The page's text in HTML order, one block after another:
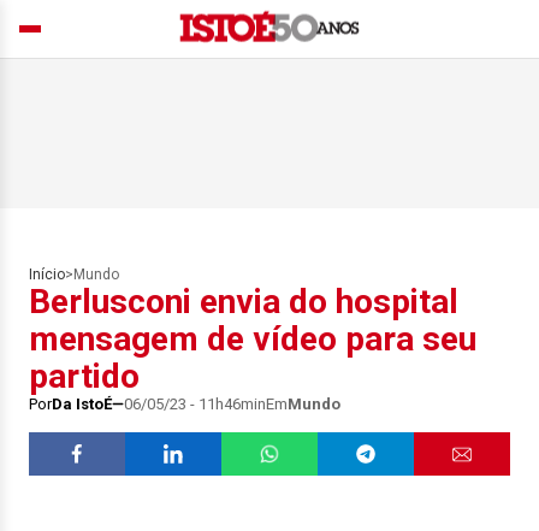
Início> Mundo
Berlusconi envia do hospital
mensagem de vídeo para seu
partido
PorDa IstoÉ 06/05/23 - 11h46minEmMundo